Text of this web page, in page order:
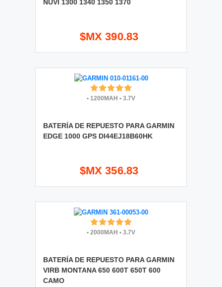
NUVI 1300 1340 1350 1370
$MX 390.83
• 1200MAH • 3.7V
BATERÍA DE REPUESTO PARA GARMIN
EDGE 1000 GPS DI44EJ18B60HK
$MX 356.83
• 2000MAH • 3.7V
BATERÍA DE REPUESTO PARA GARMIN
VIRB MONTANA 650 600T 650T 600
CAMO